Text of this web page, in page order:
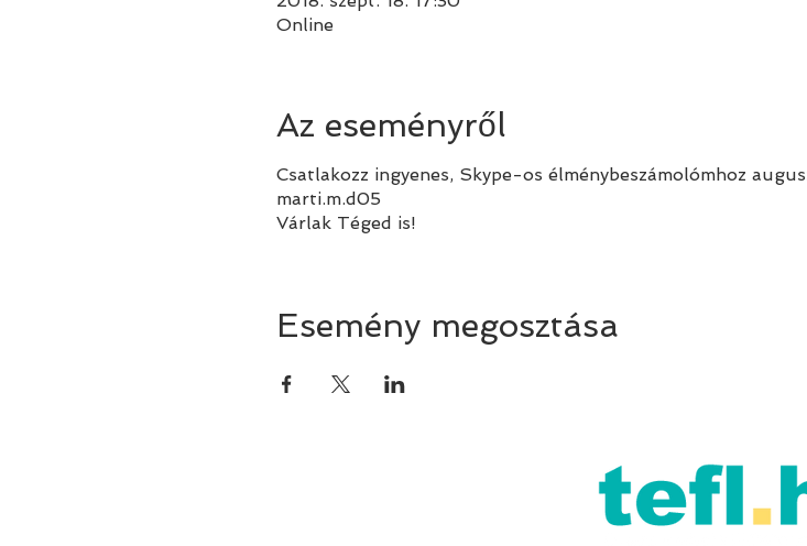
Online
Az eseményről
Csatlakozz ingyenes, Skype-os élménybeszámolómhoz
marti.m.d05
Várlak Téged is!
Esemény megosztása